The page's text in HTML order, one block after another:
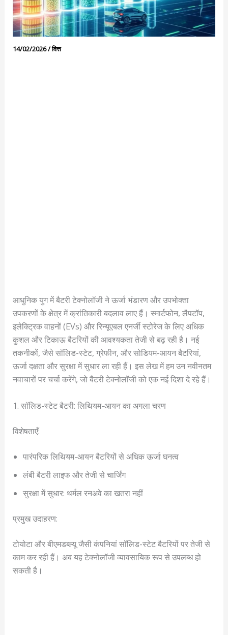
14/02/2026/वित्त
आधुनिक युग में बैटरी टेक्नोलॉजी ने ऊर्जा भंडारण और उपभोक्ता
उपकरणों के क्षेत्र में क्रांतिकारी बदलाव लाए हैं। स्मार्टफोन, लैपटॉप,
इलेक्ट्रिक वाहनों (EVs) और रिन्यूएबल एनर्जी स्टोरेज के लिए अधिक
कुशल और टिकाऊ बैटरियों की आवश्यकता तेजी से बढ़ रही है। नई
तकनीकों, जैसे सॉलिड-स्टेट, ग्रेफीन, और सोडियम-आयन बैटरियां,
ऊर्जा दक्षता और सुरक्षा में सुधार ला रही हैं। इस लेख में हम उन नवीनतम
नवाचारों पर चर्चा करेंगे, जो बैटरी टेक्नोलॉजी को एक नई दिशा दे रहे हैं।
1. सॉलिड-स्टेट बैटरी: लिथियम-आयन का अगला चरण
विशेषताएँ:
पारंपरिक लिथियम-आयन बैटरियों से अधिक ऊर्जा घनत्व
लंबी बैटरी लाइफ और तेजी से चार्जिंग
सुरक्षा में सुधार: थर्मल रनअवे का खतरा नहीं
प्रमुख उदाहरण:
टोयोटा और बीएमडब्ल्यू जैसी कंपनियां सॉलिड-स्टेट बैटरियों पर तेजी से
काम कर रही हैं। अब यह टेक्नोलॉजी व्यावसायिक रूप से उपलब्ध हो
सकती है।